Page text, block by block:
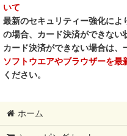
デイリーディライト DAILY
RENA DOG レナドッグ
PetO’CERA ペットセラ
いて
最新のセキュリティー強化に
の場合、カード決済ができない
カード決済ができない場合は
ソフトウエアやブラウザーを最
ください。
ホーム